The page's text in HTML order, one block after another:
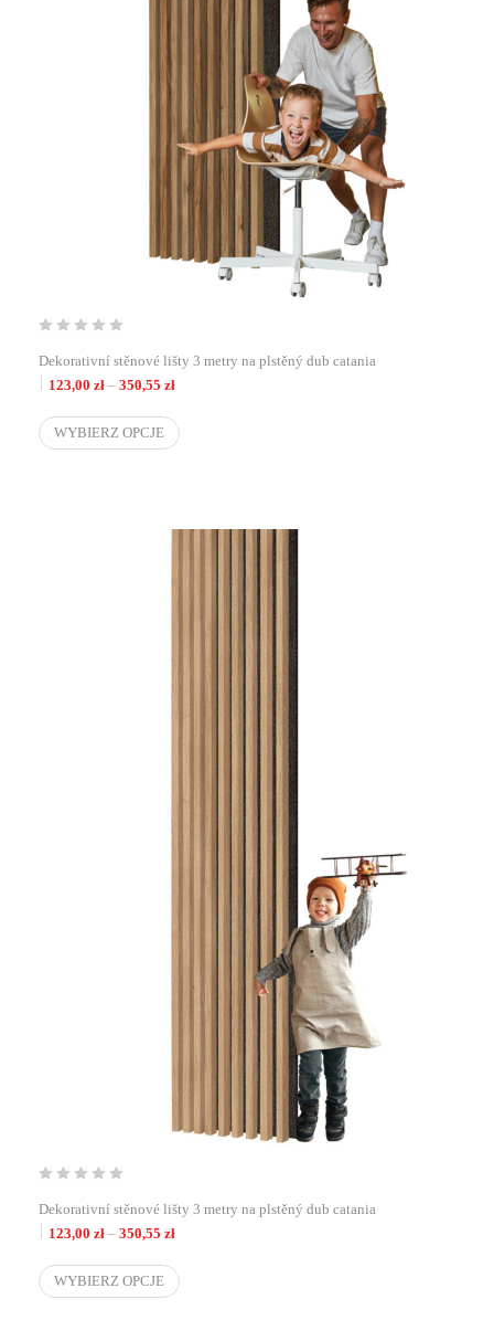
Dekorativní stěnové lišty 3 metry na plstěný dub catania
123,00 zł – 350,55 złZakres cen: od 123,00 zł do 350,55 zł
WYBIERZ OPCJE
Dekorativní stěnové lišty 3 metry na plstěný dub catania
123,00 zł – 350,55 złZakres cen: od 123,00 zł do 350,55 zł
WYBIERZ OPCJE